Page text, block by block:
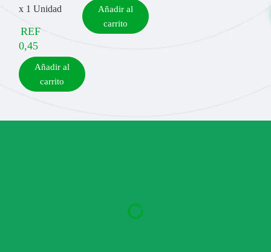
x 1 Unidad
REF
0,45
Añadir al
carrito
Añadir al
carrito